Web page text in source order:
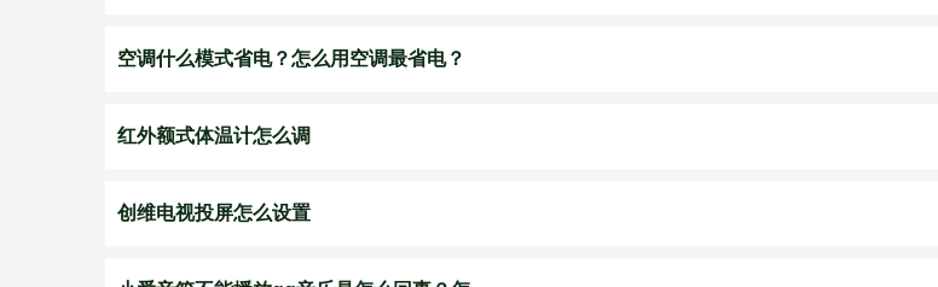
空调什么模式省电？怎么用空调最省电？
红外额式体温计怎么调
创维电视投屏怎么设置